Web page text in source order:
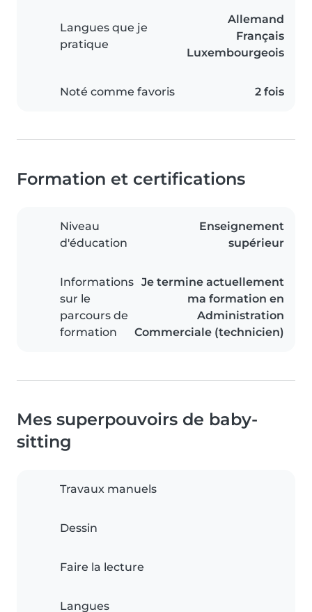
Langues que je
pratique
Allemand
Français
Luxembourgeois
Noté comme favoris 2 fois
Formation et certifications
Niveau
d'éducation
Enseignement
supérieur
Informations
sur le
parcours de
formation
Je termine actuellement
ma formation en
Administration
Commerciale (technicien)
Mes superpouvoirs de baby-
sitting
Travaux manuels
Dessin
Faire la lecture
Langues